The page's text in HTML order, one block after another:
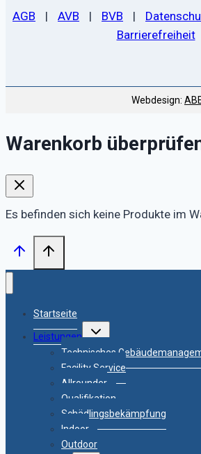
AGB | AVB | BVB |
Barrierefreiheit
Webdesign:
Warenkorb
Es befinden sich keine Produkte im
Startseite
Leistungen
Untermenü
umschalten
Technisches
Facility Service
Allrounder
Qualifikation
Schädlingsbekämpfung
Indoor
Outdoor